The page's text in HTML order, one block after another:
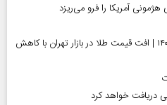
آمریکا را فرو می‌ریزد
قیمت طلا و سکه امروز ۱۱ مرداد ۱۴۰۵ | افت قیمت طلا در بازار تهران با کاهش
دریافت خواهد کرد